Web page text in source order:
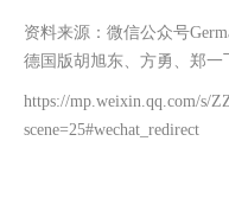
资料来源：微信公众号
德国版胡旭东、方勇、郑一
https://mp.weixin.qq.com/s/
scene=25#wechat_redirect